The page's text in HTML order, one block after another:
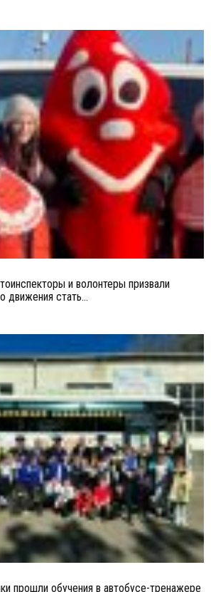
и волонтеры призвали
движения стать...
прошли обучения в автобусе-тренажере